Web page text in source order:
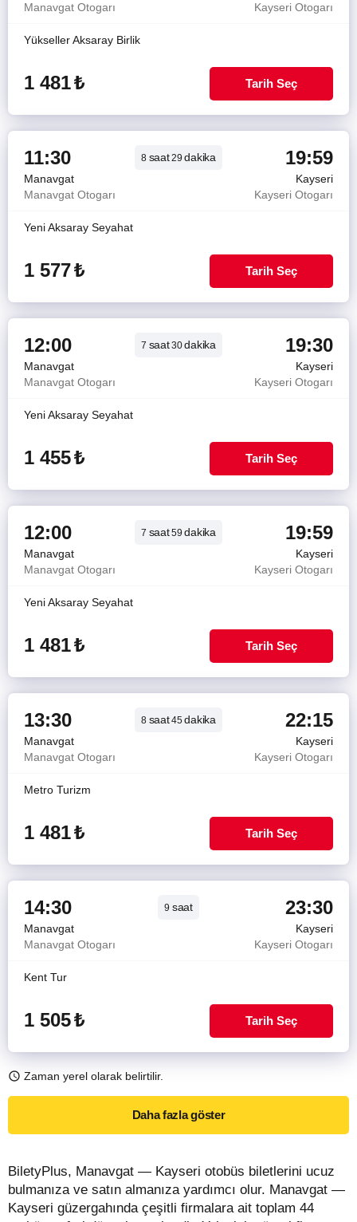
Manavgat Otogarı
Kayseri Otogarı
Yükseller Aksaray Birlik
1 481₺ Tarih Seç
11:30 8 saat29dakika 19:59
Manavgat
Kayseri
Manavgat Otogarı
Kayseri Otogarı
Yeni Aksaray Seyahat
1 577₺ Tarih Seç
12:00 7 saat30dakika 19:30
Manavgat
Kayseri
Manavgat Otogarı
Kayseri Otogarı
Yeni Aksaray Seyahat
1 455₺ Tarih Seç
12:00 7 saat59dakika 19:59
Manavgat
Kayseri
Manavgat Otogarı
Kayseri Otogarı
Yeni Aksaray Seyahat
1 481₺ Tarih Seç
13:30 8 saat45dakika 22:15
Manavgat
Kayseri
Manavgat Otogarı
Kayseri Otogarı
Metro Turizm
1 481₺ Tarih Seç
14:30 9 saat 23:30
Manavgat
Kayseri
Manavgat Otogarı
Kayseri Otogarı
Kent Tur
1 505₺ Tarih Seç
Zaman yerel olarak belirtilir.
Daha fazla göster
BiletyPlus, Manavgat — Kayseri otobüs biletlerini ucuz
bulmanıza ve satın almanıza yardımcı olur. Manavgat —
Kayseri güzergahında çeşitli firmalara ait toplam 44